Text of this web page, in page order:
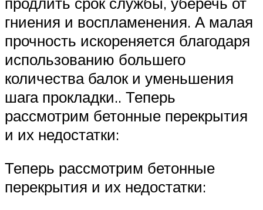
гниения и воспламенения. А малая
прочность искореняется благодаря
использованию большего
количества балок и уменьшения
шага прокладки.. Теперь
рассмотрим бетонные перекрытия
и их недостатки:
Теперь рассмотрим бетонные
перекрытия и их недостатки: